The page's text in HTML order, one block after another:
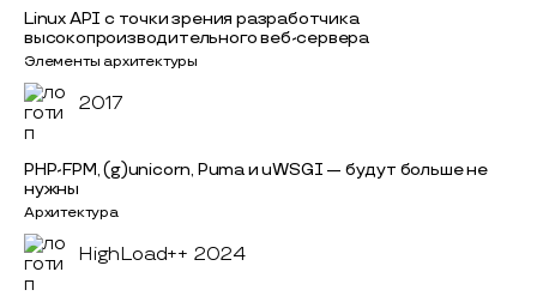
Linux API с точки зрения разработчика
высокопроизводительного веб-сервера
Элементы архитектуры
2017
PHP-FPM, (g)unicorn, Puma и uWSGI — будут больше не
нужны
Архитектура
HighLoad++ 2024